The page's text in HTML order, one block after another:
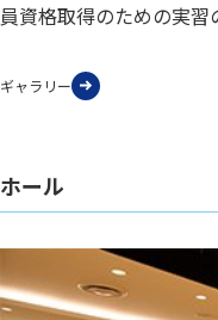
員資格取得のための実習
ギャラリー
ホール